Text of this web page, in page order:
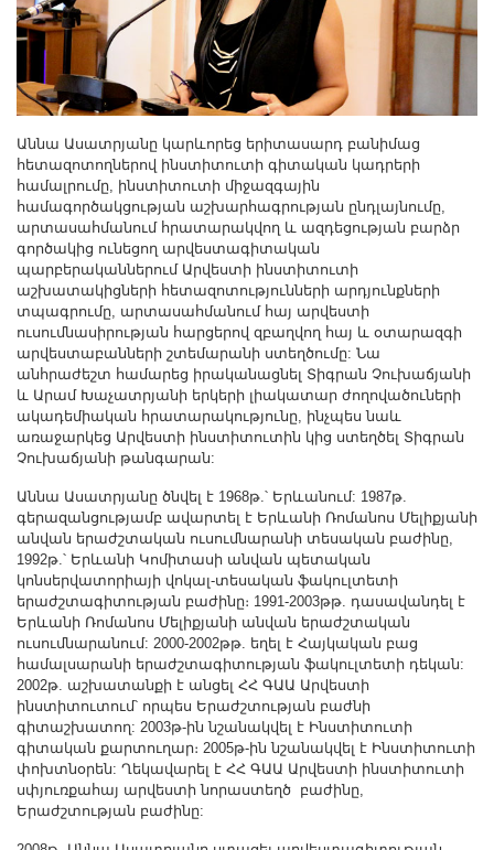
Трибуна молодого ученого
Наши заслуженные деятели
Объявления
Карта сайта
Поиск
Աննա Ասատրյանը կարևորեց երիտասարդ բանիմաց
հետազոտողներով ինստիտուտի գիտական կադրերի
համալրումը, ինստիտուտի միջազգային
համագործակցության աշխարհագրության ընդլայնումը,
արտասահմանում հրատարակվող և ազդեցության բարձր
գործակից ունեցող արվեստագիտական
պարբերականներում Արվեստի ինստիտուտի
աշխատակիցների հետազոտությունների արդյունքների
տպագրումը, արտասահմանում հայ արվեստի
ուսումնասիրության հարցերով զբաղվող հայ և օտարազգի
արվեստաբանների շտեմարանի ստեղծումը: Նա
անհրաժեշտ համարեց իրականացնել Տիգրան Չուխաճյանի
և Արամ Խաչատրյանի երկերի լիակատար ժողովածուների
ակադեմիական հրատարակությունը, ինչպես նաև
առաջարկեց Արվեստի ինստիտուտին կից ստեղծել Տիգրան
Չուխաճյանի թանգարան:
Աննա Ասատրյանը ծնվել է 1968թ.՝ Երևանում: 1987թ.
գերազանցությամբ ավարտել է Երևանի Ռոմանոս Մելիքյանի
անվան երաժշտական ուսումնարանի տեսական բաժինը,
1992թ.՝ Երևանի Կոմիտասի անվան պետական
կոնսերվատորիայի վոկալ-տեսական ֆակուլտետի
երաժշտագիտության բաժինը։ 1991-2003թթ. դասավանդել է
Երևանի Ռոմանոս Մելիքյանի անվան երաժշտական
ուսումնարանում: 2000-2002թթ. եղել է Հայկական բաց
համալսարանի երաժշտագիտության ֆակուլտետի դեկան:
2002թ. աշխատանքի է անցել ՀՀ ԳԱԱ Արվեստի
ինստիտուտում՝ որպես Երաժշտության բաժնի
գիտաշխատող: 2003թ-ին նշանակվել է Ինստիտուտի
գիտական քարտուղար։ 2005թ-ին նշանակվել է Ինստիտուտի
փոխտնօրեն: Ղեկավարել է ՀՀ ԳԱԱ Արվեստի ինստիտուտի
սփյուռքահայ արվեստի նորաստեղծ բաժինը,
Երաժշտության բաժինը: